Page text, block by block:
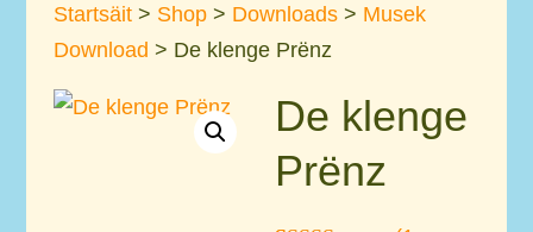
Startsäit> Shop> Downloads> Musek
Download > De klenge Prënz
De klenge
Prënz